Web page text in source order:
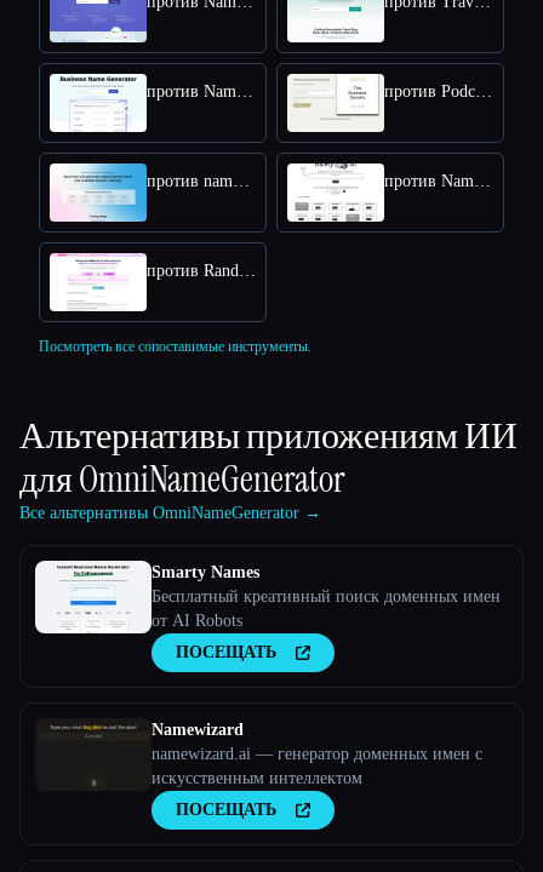
против NameSnack против Podcast Name Generator by Podcast Rocket
против namefinder AI против Namy AI
против RandomX AI
Посмотреть все сопоставимые инструменты.
Альтернативы приложениям ИИ
дляOmniNameGenerator
Все альтернативы OmniNameGenerator →
Smarty Names
Бесплатный креативный поиск доменных имен
от AI Robots
ПОСЕЩАТЬ
Namewizard
namewizard.ai — генератор доменных имен с
искусственным интеллектом
ПОСЕЩАТЬ